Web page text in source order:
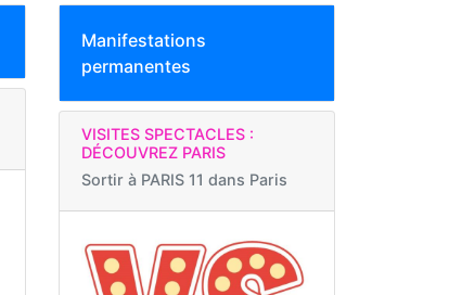
Manifestations
permanentes
VISITES SPECTACLES :
DÉCOUVREZ PARIS
Sortir à PARIS 11 dans Paris